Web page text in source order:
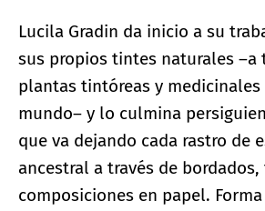
Lucila Gradin da inicio a su
sus propios tintes naturales –a
plantas tintóreas y
mundo– y lo culmina
que va dejando cada rastro de
ancestral a través de
composiciones en papel.